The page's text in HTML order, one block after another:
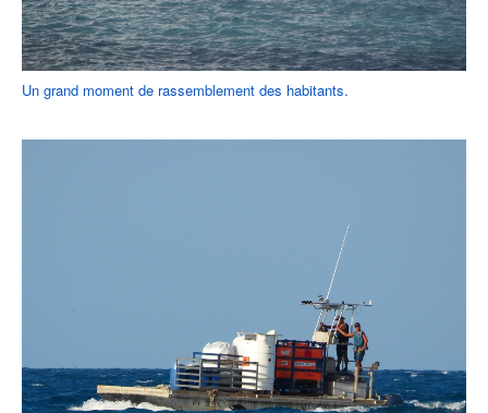
Un grand moment de rassemblement des habitants.